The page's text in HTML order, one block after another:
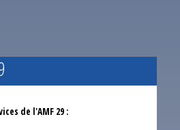
de l'AMF 29 :